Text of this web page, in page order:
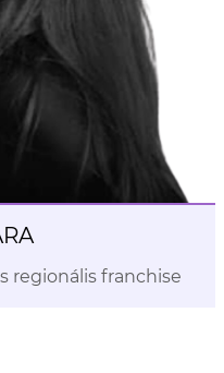
regionális franchise